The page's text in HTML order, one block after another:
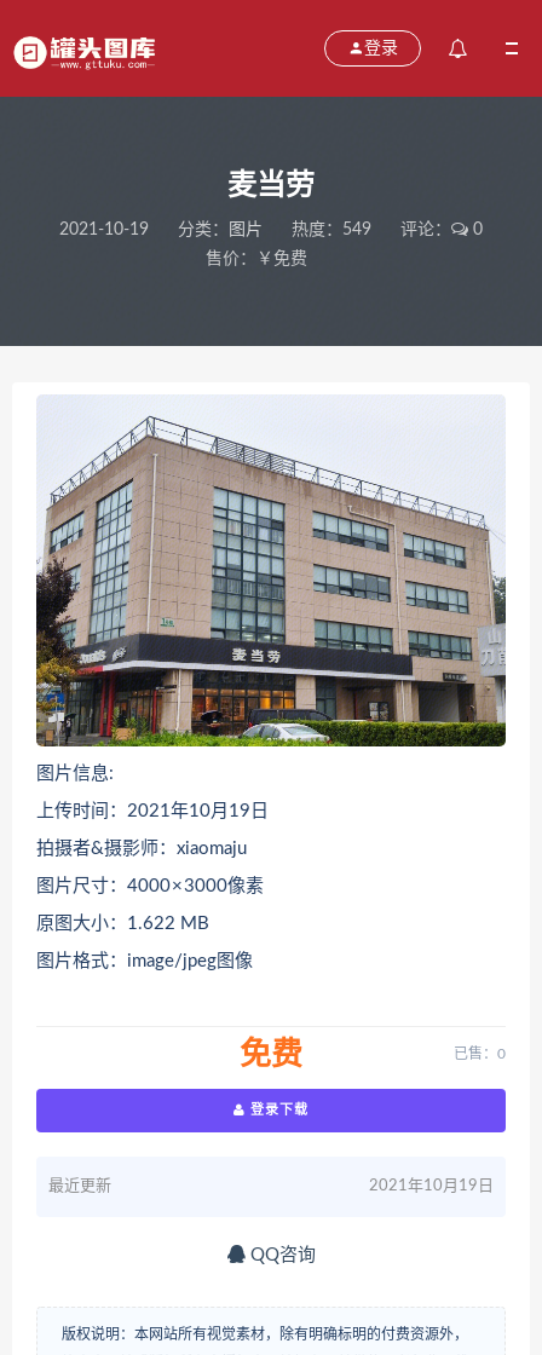
登录
麦当劳
2021-10-19 分类： 图片 热度：549 评论：
0
售价：￥免费
图片信息:
上传时间：2021年10月19日
拍摄者&摄影师：xiaomaju
图片尺寸：4000 × 3000像素
原图大小：1.622 MB
图片格式：image/jpeg图像
免费 已售：0
登录下载
最近更新 2021年10月19日
QQ咨询
版权说明：本网站所有视觉素材，除有明确标明的付费资源外，